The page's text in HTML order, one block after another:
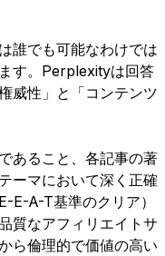
誰でも可能なわけでは
す。Perplexityは回答
威性」と「コンテンツ
あること、各記事の著
ーマにおいて深く正確
E-A-T基準のクリア）
質なアフィリエイトサ
ら倫理的で価値の高い